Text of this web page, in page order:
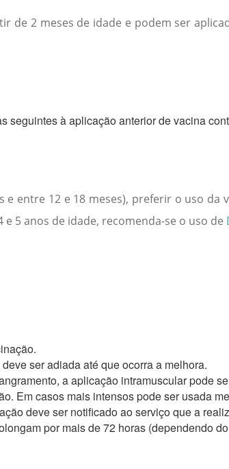
de 2 meses de idade e podem ser
seguintes à aplicação anterior de vacina
e entre 12 e 18 meses), preferir o uso da
e 5 anos de idade, recomenda-se o uso de
ser adiada até que ocorra a melhora.
a aplicação intramuscular pode
Em casos mais intensos pode ser usada
deve ser notificado ao serviço que a
por mais de 72 horas (dependendo